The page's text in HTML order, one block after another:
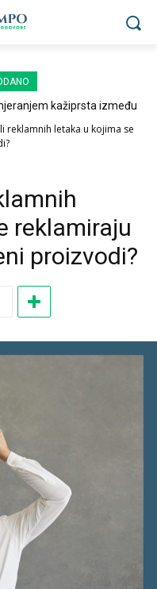
kažiprsta između
reklamnih letaka u kojima se
reklamiraju
proizvodi?